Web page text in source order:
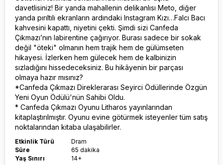
davetlisiniz! Bir yanda mahallenin delikanlısı Meto, diğer
yanda pırıltılı ekranların ardındaki Instagram Kızı…Falcı Bacı
kahvesini kapattı, niyetini çekti. Şimdi sizi Canfeda
Çıkmazı’nın labirentine çağırıyor. Burası sadece bir sokak
değil "öteki" olmanın hem trajik hem de gülümseten
hikayesi. İzlerken hem gülecek hem de kalbinizin
sızladığını hissedeceksiniz. Bu hikâyenin bir parçası
olmaya hazır mısınız?
*Canfeda Çıkmazı Direklerarası Seyirci Ödüllerinde Özgün
Yeni Oyun Ödülü'nün Sahibi Oldu.
* Canfeda Çıkmazı Oyunu Litharos yayınlarından
kitaplaştırılmıştır. Oyunu evine götürmek isteyenler tüm satış
noktalarından kitaba ulaşabilirler.
Etkinlik Türü
Dram
Süre
65 dakika
Yaş Sınırı
14+